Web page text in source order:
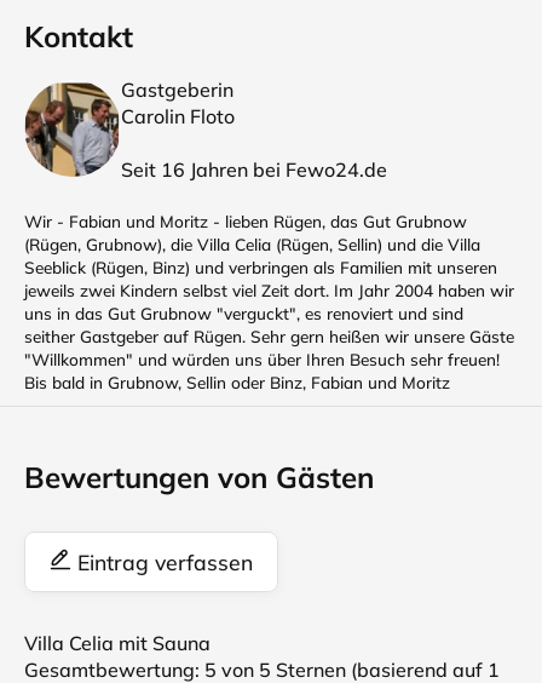
Kontakt
Gastgeberin
Carolin Floto
Seit 16 Jahren bei Fewo24.de
Wir - Fabian und Moritz - lieben Rügen, das Gut Grubnow
(Rügen, Grubnow), die Villa Celia (Rügen, Sellin) und die Villa
Seeblick (Rügen, Binz) und verbringen als Familien mit unseren
jeweils zwei Kindern selbst viel Zeit dort. Im Jahr 2004 haben wir
uns in das Gut Grubnow "verguckt", es renoviert und sind
seither Gastgeber auf Rügen. Sehr gern heißen wir unsere Gäste
"Willkommen" und würden uns über Ihren Besuch sehr freuen!
Bis bald in Grubnow, Sellin oder Binz, Fabian und Moritz
Bewertungen von Gästen
Eintrag verfassen
Villa Celia mit Sauna
Gesamtbewertung: 5 von 5 Sternen (basierend auf 1